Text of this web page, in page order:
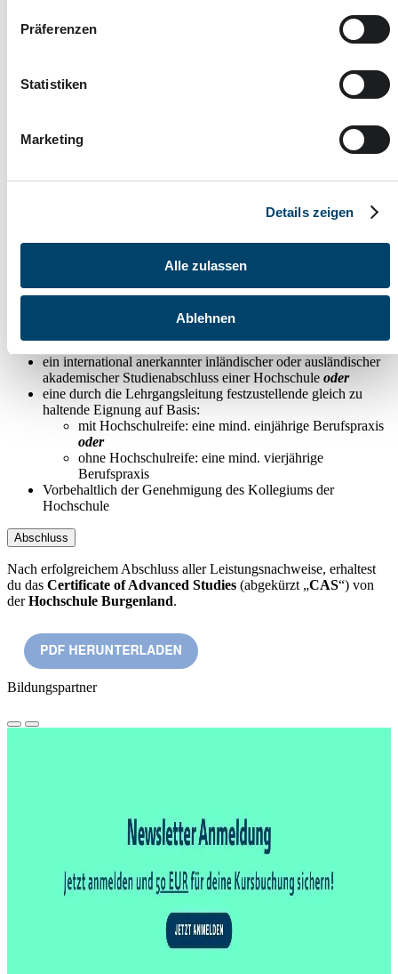
Präferenzen
Statistiken
Marketing
Details zeigen
Alle zulassen
Ablehnen
Handwerker:innen oder Entwickler:innen, die ihre
unternehmerischen Fähigkeiten systematisch stärken und sich
Führungskräfte und Intrapreneur:innen
, die Innovationen
in bestehenden Unternehmen vorantreiben und
einbringen möchten – etwa in der Leitung von Projekten oder
neuen Geschäftseinheiten.
strukturiertes Fachwissen sowie Inspiration suchen.
oder mitarbeitende
Unternehmensentwicklungsaufgaben vorbereiten möchten.
Voraussetzungen
ein international anerkannter inländischer oder ausländischer
akademischer Studienabschluss einer Hochschule oder
eine durch die Lehrgangsleitung festzustellende gleich zu
haltende Eignung auf Basis:
mit Hochschulreife: eine mind. einjährige Berufspraxis
oder
ohne Hochschulreife: eine mind. vierjährige
Berufspraxis
Vorbehaltlich der Genehmigung des Kollegiums der
Hochschule
Abschluss
Nach erfolgreichem Abschluss aller Leistungsnachweise, erhaltest
du das Certificate of Advanced Studies (abgekürzt „CAS“) von
derHochschule Burgenland.
Bildungspartner